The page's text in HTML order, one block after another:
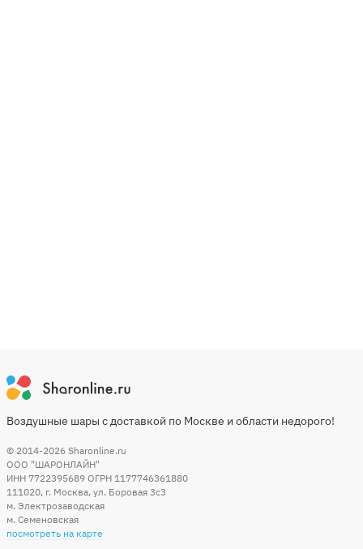
Воздушные шары с доставкой по Москве и области недорого!
© 2014-2026 Sharonline.ru
ООО "ШАРОНЛАЙН"
ИНН 7722395689 ОГРН 1177746361880
111020, г. Москва, ул. Боровая 3c3
м. Электрозаводская
м. Семеновская
посмотреть на карте